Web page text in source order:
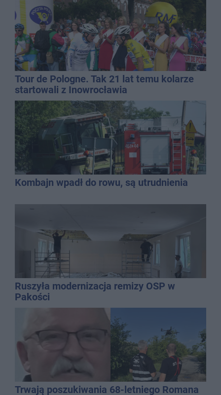
Tour de Pologne. Tak 21 lat temu kolarze
startowali z Inowrocławia
Kombajn wpadł do rowu, są utrudnienia
Ruszyła modernizacja remizy OSP w
Pakości
Trwają poszukiwania 68-letniego Romana